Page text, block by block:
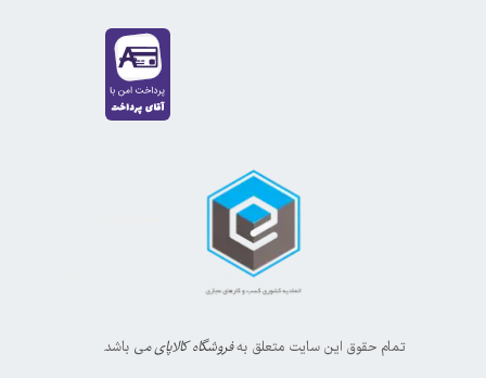
تمام حقوق این سایت متعلق بهفروشگاه کالاپای می باشد.